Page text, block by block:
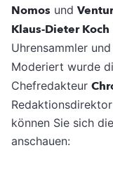
Nomos und
Klaus-Dieter Koch
Uhrensammler
Moderiert wurde
Chefredakteur
können Sie sich
anschauen: